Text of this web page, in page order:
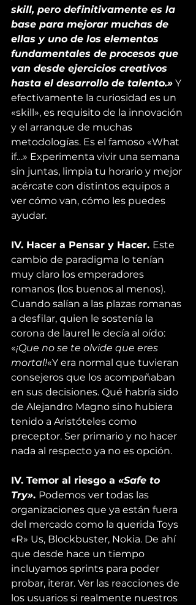
skill, pero definitivamente es la
base para mejorar muchas de
ellas y uno de los elementos
fundamentales de procesos que
van desde ejercicios creativos
hasta el desarrollo de talento.» Y
efectivamente la curiosidad es un
«skill», es requisito de la innovación
y el arranque de muchas
metodologías. Es el famoso «What
if…» Experimenta vivir una semana
sin juntas, limpia tu horario y mejor
acércate con distintos equipos a
ver cómo van, cómo les puedes
ayudar.
IV. Hacer a Pensar y Hacer. Este
cambio de paradigma lo tenían
muy claro los emperadores
romanos (los buenos al menos).
Cuando salían a las plazas romanas
a desfilar, quien le sostenía la
corona de laurel le decía al oído:
«¡Que no se te olvide que eres
mortal!«Y era normal que tuvieran
consejeros que los acompañaban
en sus decisiones. Qué habría sido
de Alejandro Magno sino hubiera
tenido a Aristóteles como
preceptor. Ser primario y no hacer
nada al respecto ya no es opción.
IV. Temor al riesgo a «Safe to
Try». Podemos ver todas las
organizaciones que ya están fuera
del mercado como la querida Toys
«R» Us, Blockbuster, Nokia. De ahí
que desde hace un tiempo
incluyamos sprints para poder
probar, iterar. Ver las reacciones de
los usuarios si realmente nuestros